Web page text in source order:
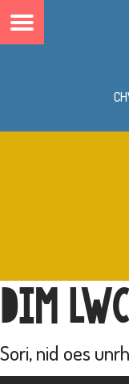
DIM LWC
Sori, nid oes